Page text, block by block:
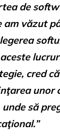
de
am văzut
cred
unor
să